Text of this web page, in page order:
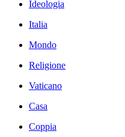
Ideologia
Italia
Mondo
Religione
Vaticano
Casa
Coppia